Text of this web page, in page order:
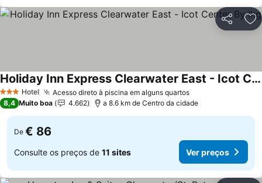
Partilhar
3 EstrelasHotel Acesso direto à piscina em alguns quartos
Holiday Inn Express Clearwater East - Icot Center By Ihg
8,4 Muito boa 4.662 a 8.6 km de Centro da cidade
De € 86
Consulte os preços de 11 sites Ver preços